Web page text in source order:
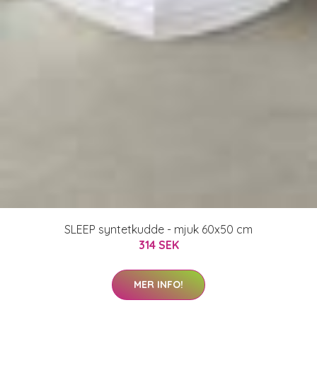
SLEEP syntetkudde - mjuk 60x50 cm
314 SEK
MER INFO!